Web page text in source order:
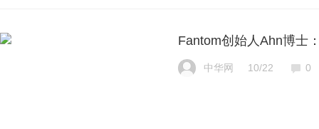
Fantom创始人Ahn博士
中华网 10/22 0